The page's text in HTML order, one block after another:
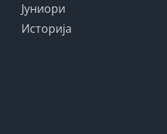
Јуниори
Историја